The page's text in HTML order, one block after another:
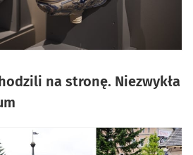
na stronę. Niezwykła